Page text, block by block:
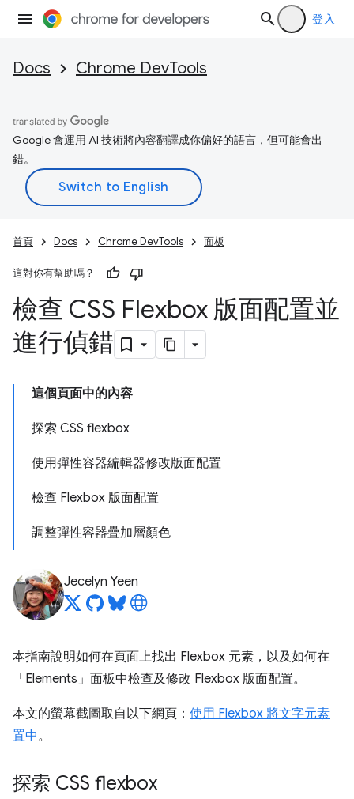
登入
Docs Chrome DevTools
Google 會運用 AI 技術將內容翻譯成你偏好的語言，但可能會出
錯。
首頁 Docs Chrome DevTools 面板
這對你有幫助嗎？
檢查 CSS Flexbox 版面配置並
進行偵錯
這個頁面中的內容
探索 CSS flexbox
使用彈性容器編輯器修改版面配置
檢查 Flexbox 版面配置
調整彈性容器疊加層顏色
Jecelyn Yeen
本指南說明如何在頁面上找出 Flexbox 元素，以及如何在
「Elements」 面板中檢查及修改 Flexbox 版面配置。
本文的螢幕截圖取自以下網頁： 使用 Flexbox 將文字元素
置中。
探索 CSS flexbox